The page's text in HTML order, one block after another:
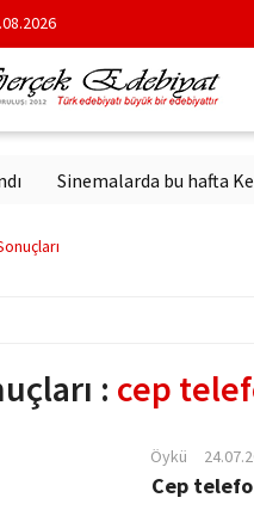
Sinemalarda bu hafta
: cep
Öykü
Cep